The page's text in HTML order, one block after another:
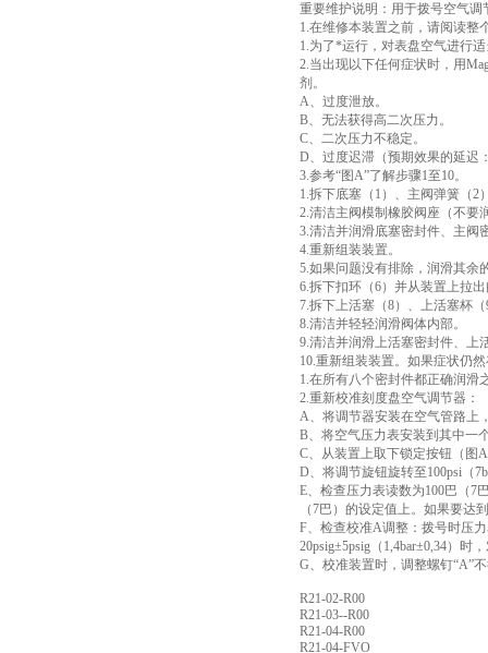
重要维护说明：用于拨号空气调
1.在维修本装置之前，请阅读整
1.为了*运行，对表盘空气进行
2.当出现以下任何症状时，用
剂。
A、过度泄放。
B、无法获得高二次压力。
C、二次压力不稳定。
D、过度迟滞（预期效果的延迟
3.参考“图A”了解步骤1至10。
1.拆下底塞（1）、主阀弹簧（2
2.清洁主阀模制橡胶阀座（不要
3.清洁并润滑底塞密封件、主阀
4.重新组装装置。
5.如果问题没有排除，润滑其余
6.拆下扣环（6）并从装置上拉
7.拆下上活塞（8）、上活塞杯
8.清洁并轻轻润滑阀体内部。
9.清洁并润滑上活塞密封件、上
10.重新组装装置。如果症状仍
1.在所有八个密封件都正确润滑
2.重新校准刻度盘空气调节器：
A、将调节器安装在空气管路上
B、将空气压力表安装到其中一
C、从装置上取下锁定按钮（图
D、将调节旋钮旋转至100psi（
E、检查压力表读数为100巴（7
（7巴）的设定值上。如果要达
F、检查校准A调整：拨号时压力
20psig±5psig（1,4bar±0,34）时
G、校准装置时，调整螺钉“A”
R21-02-R00
R21-03--R00
R21-04-R00
R21-04-FVO